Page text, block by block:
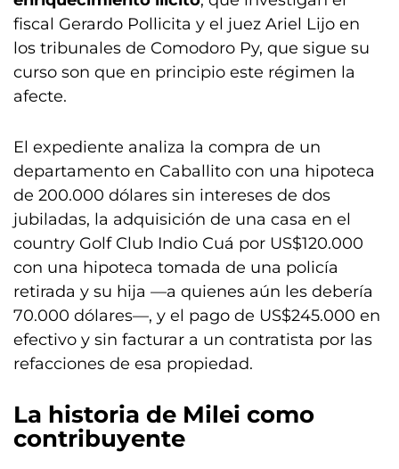
fiscal Gerardo Pollicita y el juez Ariel Lijo en
los tribunales de Comodoro Py, que sigue su
curso son que en principio este régimen la
afecte.
El expediente analiza la compra de un
departamento en Caballito con una hipoteca
de 200.000 dólares sin intereses de dos
jubiladas, la adquisición de una casa en el
country Golf Club Indio Cuá por US$120.000
con una hipoteca tomada de una policía
retirada y su hija —a quienes aún les debería
70.000 dólares—, y el pago de US$245.000 en
efectivo y sin facturar a un contratista por las
refacciones de esa propiedad.
La historia de Milei como
contribuyente